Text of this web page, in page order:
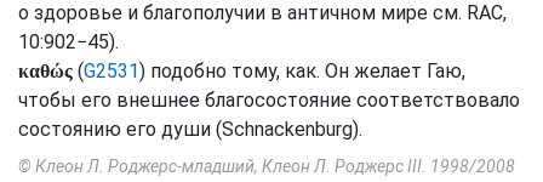
о здоровье и благополучии в античном мире см. RAC,
10:902−45).
καθώς (G2531) подобно тому, как. Он желает Гаю,
чтобы его внешнее благосостояние соответствовало
состоянию его души (Schnackenburg).
© Клеон Л. Роджерс-младший, Клеон Л. Роджерс III. 1998/2008